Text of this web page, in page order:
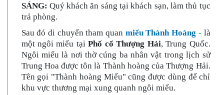
SÁNG: Quý khách ăn sáng tại khách sạn, làm thủ tục
trả phòng.
Sau đó di chuyển tham quan miếuThành Hoàng - là
một ngôi miếu tạiPhố cổ Thượng Hải, Trung Quốc.
Ngôi miếu là nơi thờ cúng ba nhân vật trong lịch sử
Trung Hoa được tôn là Thành hoàng của Thượng Hải.
Tên gọi "Thành hoàng Miếu" cũng được dùng để chỉ
khu vực thương mại xung quanh ngôi miếu.